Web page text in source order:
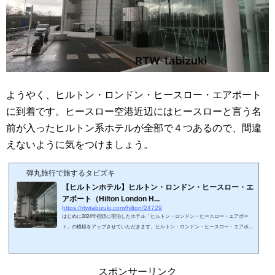
ようやく、ヒルトン・ロンドン・ヒースロー・エアポート
に到着です。ヒースロー空港近辺にはヒースローと言う名
前が入ったヒルトン系ホテルが全部で４つあるので、間違
えないように気をつけましょう。
弾丸旅行で旅するタビズキ
【ヒルトンホテル】ヒルトン・ロンドン・ヒースロー・エ
アポート（Hilton London H...
https://rtwtabizuki.com/hilton/24729
はじめに2024年初頭に宿泊したホテル「ヒルトン・ロンドン・ヒースロー・エアポー
ト」の模様をアップさせていただきます。ヒルトン・ロンドン・ヒースロー・エアポー
ればいけないのは、ヒルトン系のヒースローと名のつくホテルがいくつもあるというこ
スポンサーリンク